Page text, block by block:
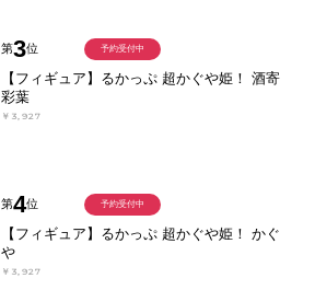
第3位
【フィギュア】るかっぷ 超かぐや姫！ 酒寄
彩葉
￥3,927
予約受付中
第4位
【フィギュア】るかっぷ 超かぐや姫！ かぐ
や
￥3,927
予約受付中